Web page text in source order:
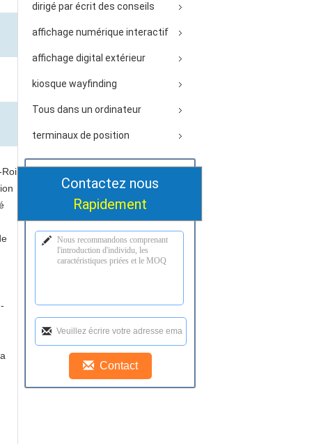
dirigé par écrit des conseils
affichage numérique interactif
affichage digital extérieur
kiosque wayfinding
Tous dans un ordinateur
terminaux de position
Contactez nous
Rapidement